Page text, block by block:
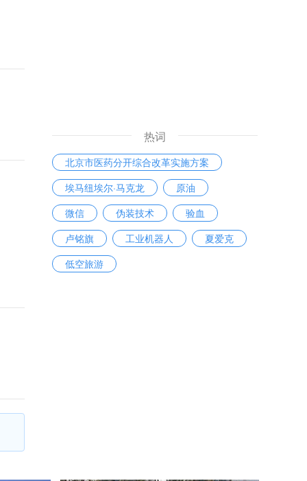
热词
北京市医药分开综合改革实施方案
埃马纽埃尔·马克龙
原油
微信
伪装技术
验血
卢铭旗
工业机器人
夏爱克
低空旅游